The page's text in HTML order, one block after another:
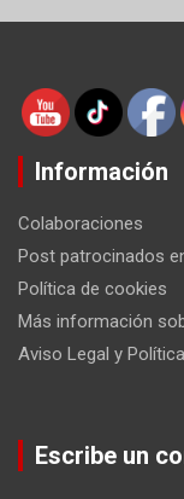
Información
Colaboraciones
Post patrocinados
Política de cookies
Más información
Aviso Legal y
Escribe un